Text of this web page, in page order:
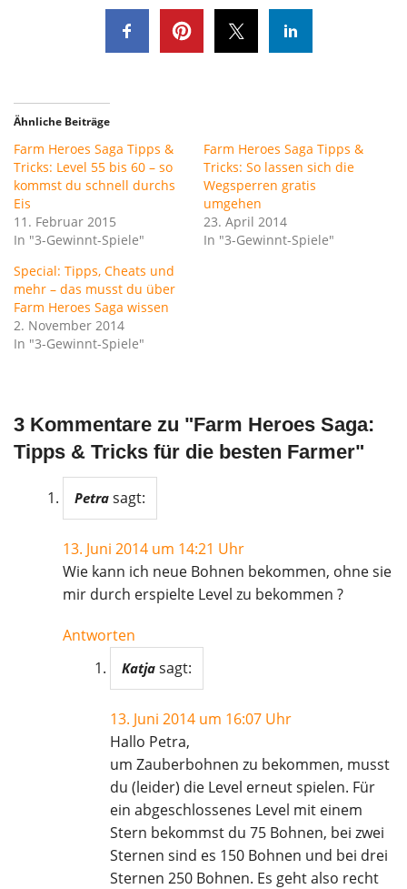
Ähnliche Beiträge
Farm Heroes Saga Tipps &
Tricks: Level 55 bis 60 – so
kommst du schnell durchs
Eis
11. Februar 2015
In "3-Gewinnt-Spiele"
Farm Heroes Saga Tipps &
Tricks: So lassen sich die
Wegsperren gratis
umgehen
23. April 2014
In "3-Gewinnt-Spiele"
Special: Tipps, Cheats und
mehr – das musst du über
Farm Heroes Saga wissen
2. November 2014
In "3-Gewinnt-Spiele"
3 Kommentare zu "Farm Heroes Saga:
Tipps & Tricks für die besten Farmer"
Petra sagt:
13. Juni 2014 um 14:21 Uhr
Wie kann ich neue Bohnen bekommen, ohne sie
mir durch erspielte Level zu bekommen ?
Antworten
Katja sagt:
13. Juni 2014 um 16:07 Uhr
Hallo Petra,
um Zauberbohnen zu bekommen, musst
du (leider) die Level erneut spielen. Für
ein abgeschlossenes Level mit einem
Stern bekommst du 75 Bohnen, bei zwei
Sternen sind es 150 Bohnen und bei drei
Sternen 250 Bohnen. Es geht also recht